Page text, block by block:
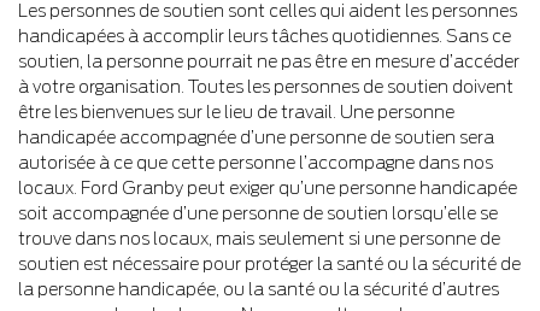
Les personnes de soutien sont celles qui aident les personnes
handicapées à accomplir leurs tâches quotidiennes. Sans ce
soutien, la personne pourrait ne pas être en mesure d’accéder
à votre organisation. Toutes les personnes de soutien doivent
être les bienvenues sur le lieu de travail. Une personne
handicapée accompagnée d’une personne de soutien sera
autorisée à ce que cette personne l’accompagne dans nos
locaux. Ford Granby peut exiger qu’une personne handicapée
soit accompagnée d’une personne de soutien lorsqu’elle se
trouve dans nos locaux, mais seulement si une personne de
soutien est nécessaire pour protéger la santé ou la sécurité de
la personne handicapée, ou la santé ou la sécurité d’autres